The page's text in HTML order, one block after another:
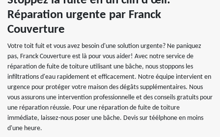
Réparation urgente par Franck
Couverture
Votre toit fuit et vous avez besoin d'une solution urgente? Ne paniquez
pas, Franck Couverture est là pour vous aider! Avec notre service de
réparation de fuite de toiture utilisant une bâche, nous stoppons les
infiltrations d'eau rapidement et efficacement. Notre équipe intervient en
urgence pour protéger votre maison des dégâts supplémentaires. Nous
vous assurons une intervention professionnelle et des conseils gratuits pour
une réparation réussie. Pour une réparation de fuite de toiture
immédiate, laissez-nous poser une bâche. Devis sur téélphone en moins
d'une heure.